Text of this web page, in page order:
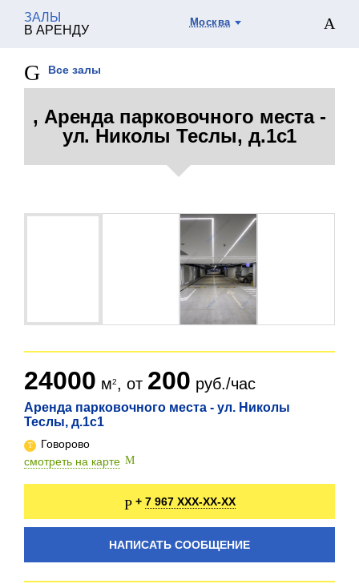
ЗАЛЫ
В АРЕНДУ
Москва
Все залы
, Аренда парковочного места -
ул. Николы Теслы, д.1с1
Аренда парковочного места - ул. Николы
Теслы, д.1с1
Говорово
смотреть на карте
24000 м , от 200 руб./час
+ 7 967 XXX-XX-XX
НАПИСАТЬ СООБЩЕНИЕ